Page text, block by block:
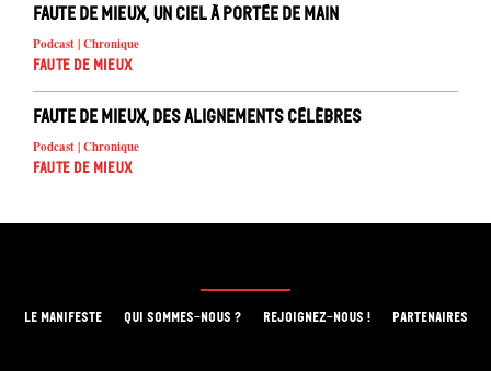
Faute de mieux, un ciel à portée de main
Podcast | Chronique
Faute de mieux
Faute de mieux, des alignements célèbres
Podcast | Chronique
Faute de mieux
LE MANIFESTE QUI SOMMES-NOUS ? REJOIGNEZ-NOUS ! PARTENAIRES